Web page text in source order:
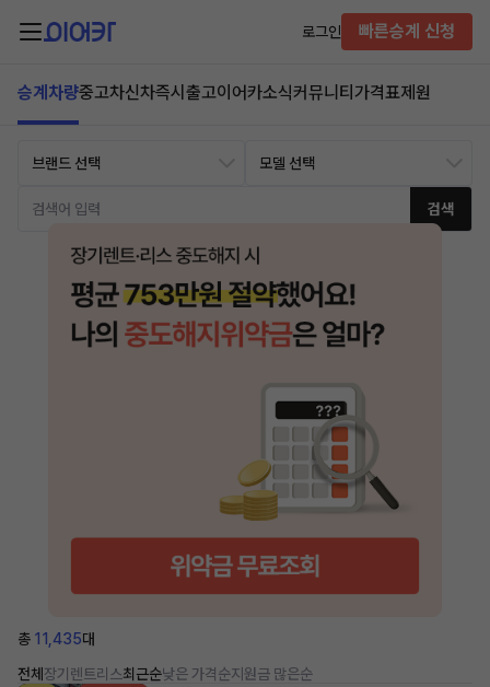
로그인 빠른승계 신청
승계차량중고차신차즉시출고이어카소식커뮤니티 가격표제원
검색
총 11,435대
전체 장기렌트리스최근순낮은 가격순지원금 많은순